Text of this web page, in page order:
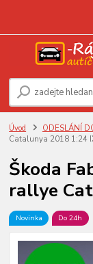
Úvod ODESLÁNÍ
Catalunya 2018 1:24
Škoda
rallye
Novinka Do 24h